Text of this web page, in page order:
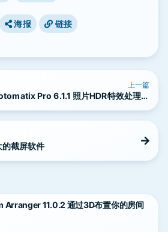
海报 链接
上一篇
Pro 6.1.1 照片HDR特效处理软
截屏软件
Arranger 11.0.2 通过3D布置你的房间